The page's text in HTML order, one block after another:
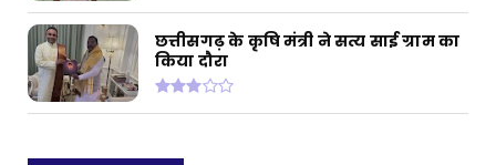
छत्तीसगढ़ के कृषि मंत्री ने सत्य साई ग्राम का
किया दौरा